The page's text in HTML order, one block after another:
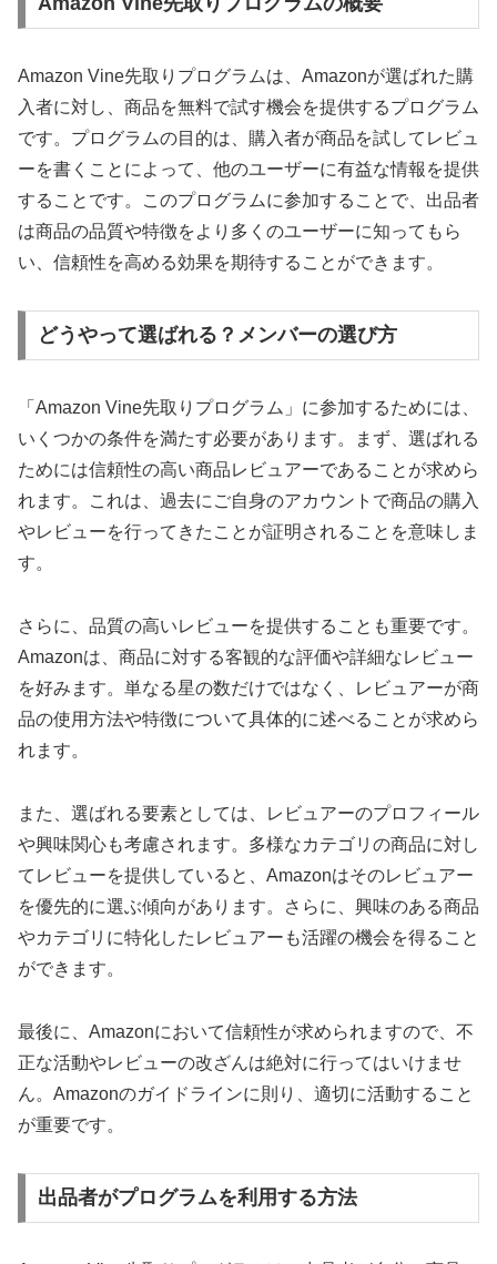
Amazon Vine先取りプログラムは、Amazonが選ばれた購
入者に対し、商品を無料で試す機会を提供するプログラム
です。プログラムの目的は、購入者が商品を試してレビュ
ーを書くことによって、他のユーザーに有益な情報を提供
することです。このプログラムに参加することで、出品者
は商品の品質や特徴をより多くのユーザーに知ってもら
い、信頼性を高める効果を期待することができます。
どうやって選ばれる？メンバーの選び方
「Amazon Vine先取りプログラム」に参加するためには、
いくつかの条件を満たす必要があります。まず、選ばれる
ためには信頼性の高い商品レビュアーであることが求めら
れます。これは、過去にご自身のアカウントで商品の購入
やレビューを行ってきたことが証明されることを意味しま
す。
さらに、品質の高いレビューを提供することも重要です。
Amazonは、商品に対する客観的な評価や詳細なレビュー
を好みます。単なる星の数だけではなく、レビュアーが商
品の使用方法や特徴について具体的に述べることが求めら
れます。
また、選ばれる要素としては、レビュアーのプロフィール
や興味関心も考慮されます。多様なカテゴリの商品に対し
てレビューを提供していると、Amazonはそのレビュアー
を優先的に選ぶ傾向があります。さらに、興味のある商品
やカテゴリに特化したレビュアーも活躍の機会を得ること
ができます。
最後に、Amazonにおいて信頼性が求められますので、不
正な活動やレビューの改ざんは絶対に行ってはいけませ
ん。Amazonのガイドラインに則り、適切に活動すること
が重要です。
出品者がプログラムを利用する方法